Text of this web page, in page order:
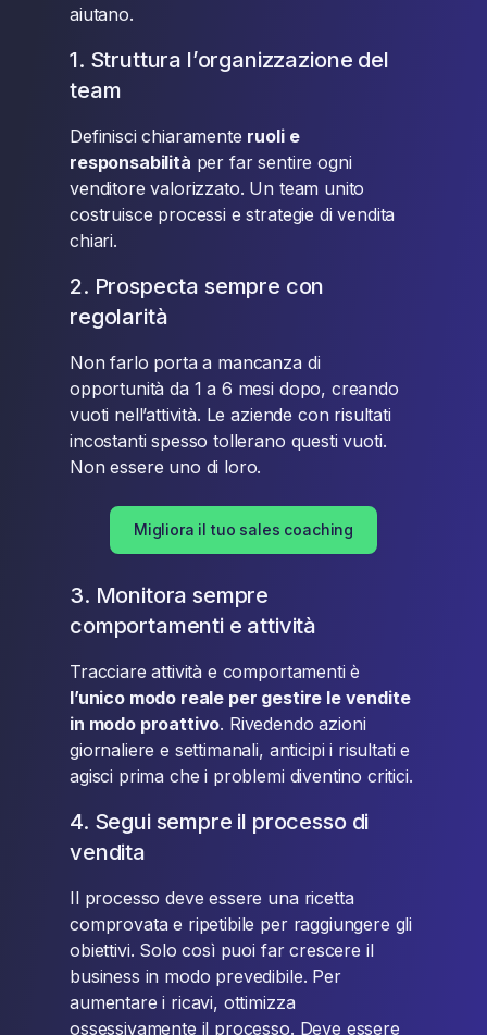
aiutano.
1. Struttura l’organizzazione del
team
Definisci chiaramente ruoli e
responsabilità per far sentire ogni
venditore valorizzato. Un team unito
costruisce processi e strategie di vendita
chiari.
2. Prospecta sempre con
regolarità
Non farlo porta a mancanza di
opportunità da 1 a 6 mesi dopo, creando
vuoti nell’attività. Le aziende con risultati
incostanti spesso tollerano questi vuoti.
Non essere uno di loro.
Migliora il tuo sales coaching
3. Monitora sempre
comportamenti e attività
Tracciare attività e comportamenti è
l’unico modo reale per gestire le vendite
in modo proattivo. Rivedendo azioni
giornaliere e settimanali, anticipi i risultati e
agisci prima che i problemi diventino critici.
4. Segui sempre il processo di
vendita
Il processo deve essere una ricetta
comprovata e ripetibile per raggiungere gli
obiettivi. Solo così puoi far crescere il
business in modo prevedibile. Per
aumentare i ricavi, ottimizza
ossessivamente il processo. Deve essere